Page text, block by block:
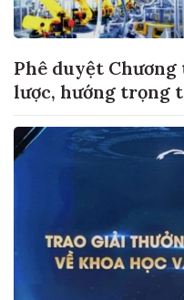
Phê duyệt
lược, hướng trọng